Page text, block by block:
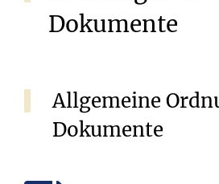
Dokumente
Allgemeine
Dokumente